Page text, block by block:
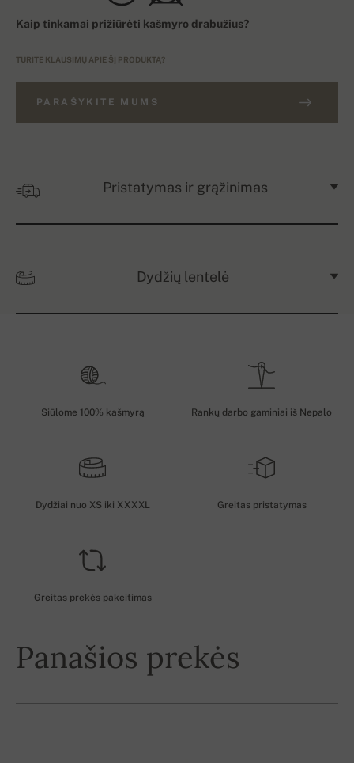
Kaip tinkamai prižiūrėti kašmyro drabužius?
TURITE KLAUSIMŲ APIE ŠĮ PRODUKTĄ?
PARAŠYKITE MUMS
Pristatymas ir grąžinimas
Dydžių lentelė
Siūlome 100% kašmyrą Rankų darbo gaminiai iš Nepalo
Dydžiai nuo XS iki XXXXL Greitas pristatymas
Greitas prekės pakeitimas
Panašios prekės